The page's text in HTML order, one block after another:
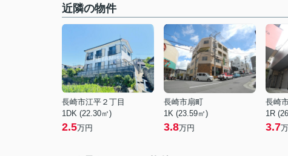
近隣の物件
長崎市江平２丁目
1DK (22.30㎡)
2.5万円
長崎市扇町
1K (23.59㎡)
3.8万円
長崎
1R
3.7